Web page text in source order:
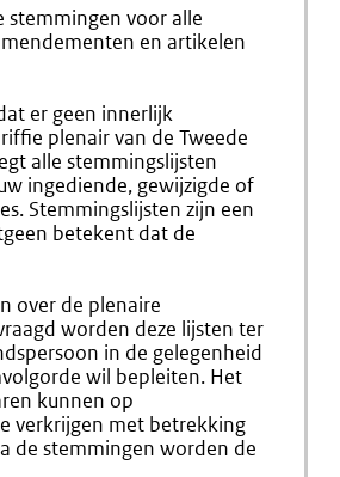
Stemmingen
stemmingen voor alle
en artikelen
er geen innerlijk
plenair van de Tweede
alle stemmingslijsten
ingediende, gewijzigde of
Stemmingslijsten zijn een
betekent dat de
over de plenaire
worden deze lijsten ter
in de gelegenheid
wil bepleiten. Het
kunnen op
link:
verkrijgen met betrekking
de stemmingen worden de